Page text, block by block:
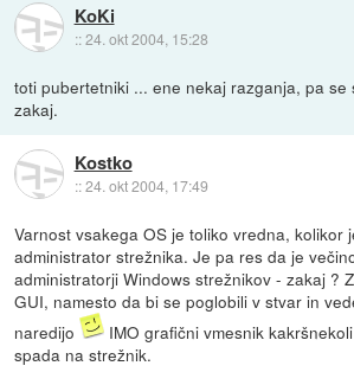
KoKi
::24. okt 2004, 15:28
toti pubertetniki ... ene nekaj razganja, pa se
zakaj.
Kostko
::24. okt 2004, 17:49
Varnost vsakega OS je toliko vredna, kolikor
administrator strežnika. Je pa res da je
administratorji Windows strežnikov - zakaj ?
GUI, namesto da bi se poglobili v stvar in
naredijo
IMO grafični vmesnik
spada na strežnik.